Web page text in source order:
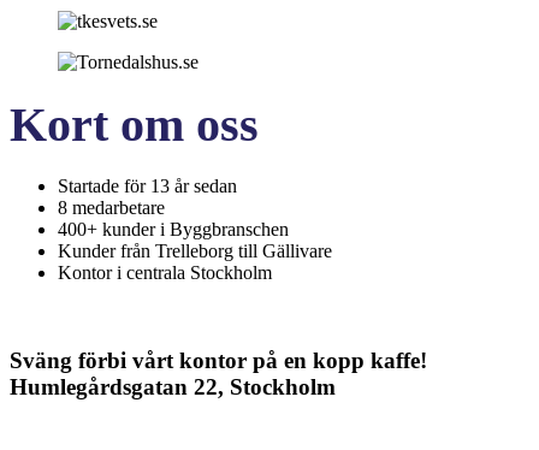
Kort om oss
Startade för 13 år sedan
8 medarbetare
400+ kunder i Byggbranschen
Kunder från Trelleborg till Gällivare
Kontor i centrala Stockholm
Sväng förbi vårt kontor på en kopp kaffe!
Humlegårdsgatan 22, Stockholm